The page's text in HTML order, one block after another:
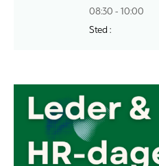
08:30 - 10:00
Sted :